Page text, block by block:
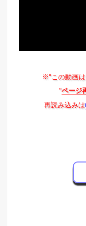
※"この動画
"ページ
再読み込みは